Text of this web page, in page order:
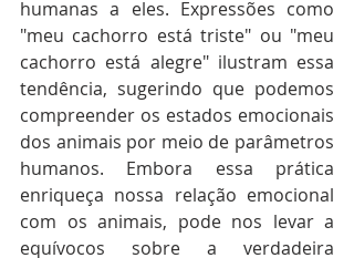
humanas a eles. Expressões como
"meu cachorro está triste" ou "meu
cachorro está alegre" ilustram essa
tendência, sugerindo que podemos
compreender os estados emocionais
dos animais por meio de parâmetros
humanos. Embora essa prática
enriqueça nossa relação emocional
com os animais, pode nos levar a
equívocos sobre a verdadeira